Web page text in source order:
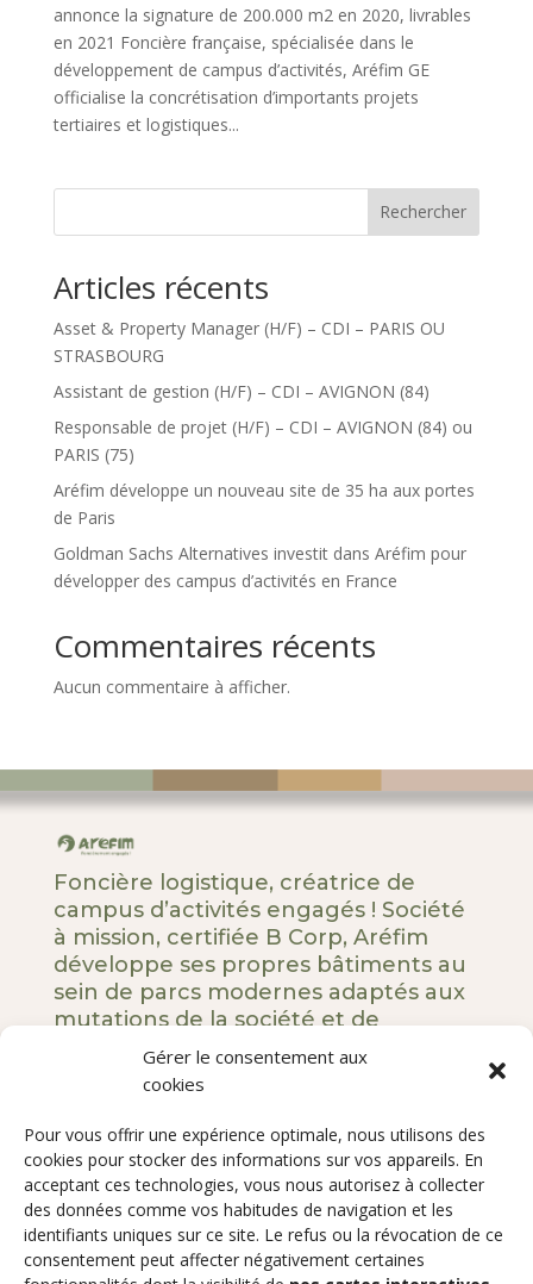
Gérer le consentement aux
cookies
Pour vous offrir une expérience optimale, nous utilisons des
cookies pour stocker des informations sur vos appareils. En
acceptant ces technologies, vous nous autorisez à collecter
des données comme vos habitudes de navigation et les
identifiants uniques sur ce site. Le refus ou la révocation de ce
consentement peut affecter négativement certaines
annonce la signature de 200.000 m2 en 2020, livrables
en 2021 Foncière française, spécialisée dans le
développement de campus d’activités, Aréfim GE
officialise la concrétisation d’importants projets
tertiaires et logistiques...
Rechercher
Articles récents
Asset & Property Manager (H/F) – CDI – PARIS OU
STRASBOURG
Assistant de gestion (H/F) – CDI – AVIGNON (84)
Responsable de projet (H/F) – CDI – AVIGNON (84) ou
PARIS (75)
Aréfim développe un nouveau site de 35 ha aux portes
de Paris
Goldman Sachs Alternatives investit dans Aréfim pour
développer des campus d’activités en France
Commentaires récents
Aucun commentaire à afficher.
Foncière logistique, créatrice de
campus d’activités engagés ! Société
à mission, certifiée B Corp, Aréfim
développe ses propres bâtiments au
sein de parcs modernes adaptés aux
mutations de la société et de
l’entreprise.
5 rue Royale – 75008 Paris
Notre ADN
Nos engagements
Nos développements
Qui sommes-nous ?
Contact